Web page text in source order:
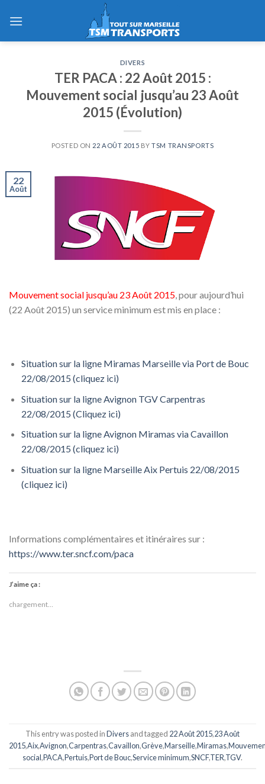
DIVERS
TER PACA : 22 Août 2015 :
Mouvement social jusqu’au 23 Août
2015 (Évolution)
POSTED ON 22 AOÛT 2015 BYTSM TRANSPORTS
22
Août
Mouvement social jusqu’au 23 Août 2015 , pour aujourd’hui
(22 Août 2015) un service minimum est mis en place :
Situation sur la ligne Miramas Marseille via Port de Bouc
22/08/2015 (cliquez ici)
Situation sur la ligne Avignon TGV Carpentras
22/08/2015 (Cliquez ici)
Situation sur la ligne Avignon Miramas via Cavaillon
22/08/2015 (cliquez ici)
Situation sur la ligne Marseille Aix Pertuis 22/08/2015
(cliquez ici)
Informations complémentaires et itinéraires sur :
https://www.ter.sncf.com/paca
J’aime ça :
chargement…
This entry was posted inDiversand tagged 22 Août 2015,23 Août
2015,Aix,Avignon,Carpentras,Cavaillon,Grève,Marseille,Miramas,
social,PACA,Pertuis,Port de Bouc,Service minimum,SNCF,TER,TGV.